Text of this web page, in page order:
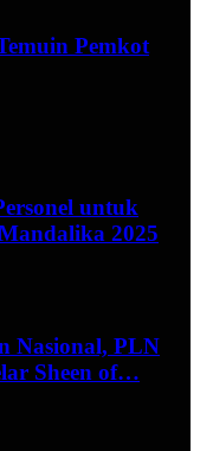
Pemkot
untuk
2025
Nasional, PLN
Sheen of…